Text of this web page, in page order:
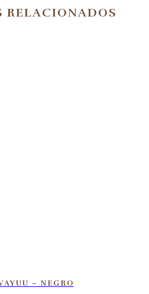
RELACIONADOS
– NEGRO